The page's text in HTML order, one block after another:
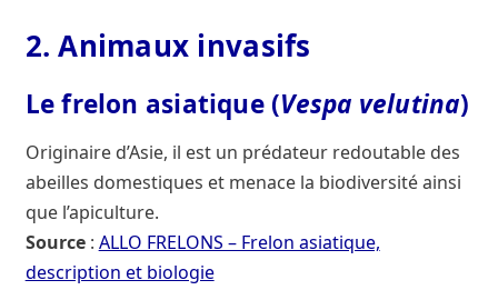
2. Animaux invasifs
Le frelon asiatique (Vespa velutina)
Originaire d’Asie, il est un prédateur redoutable des
abeilles domestiques et menace la biodiversité ainsi
que l’apiculture.
Source: ALLO FRELONS – Frelon asiatique,
description et biologie